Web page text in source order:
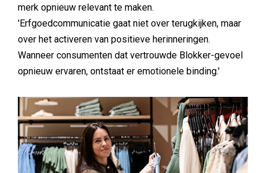
merk opnieuw relevant te maken.
'Erfgoedcommunicatie gaat niet over terugkijken, maar
over het activeren van positieve herinneringen.
Wanneer consumenten dat vertrouwde Blokker-gevoel
opnieuw ervaren, ontstaat er emotionele binding.'